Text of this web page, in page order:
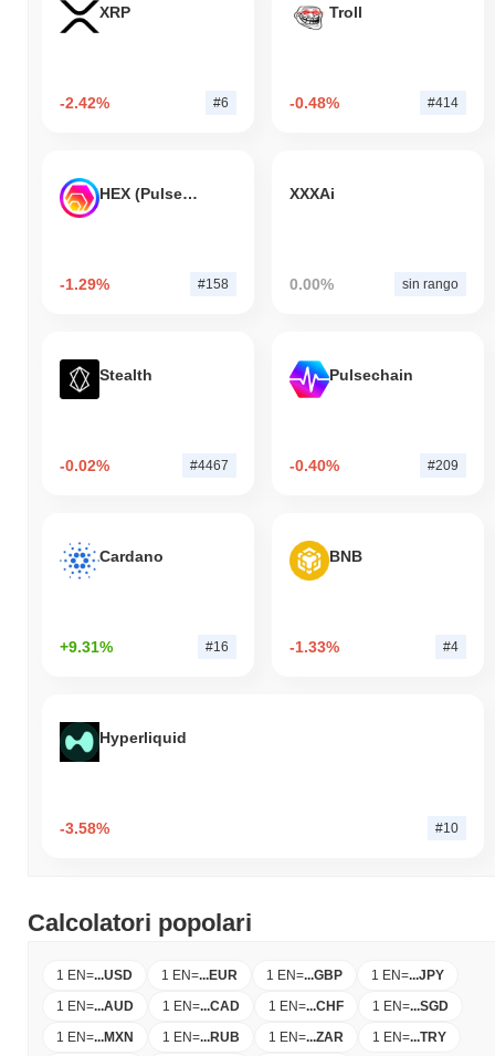
XRP
-2.42% #6
Troll
-0.48% #414
HEX (Pulsechain)
-1.29% #158
XXXAi
0.00% sin rango
Stealth
-0.02% #4467
Pulsechain
-0.40% #209
Cardano
+9.31% #16
BNB
-1.33% #4
Hyperliquid
-3.58% #10
Calcolatori popolari
1 EN=...USD 1 EN=...EUR 1 EN=...GBP 1 EN=...JPY
1 EN=...AUD 1 EN=...CAD 1 EN=...CHF 1 EN=...SGD
1 EN=...MXN 1 EN=...RUB 1 EN=...ZAR 1 EN=...TRY